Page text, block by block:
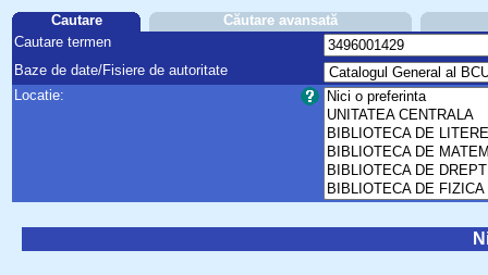
Cautare
Căutare avansată
Cautare termen
Baze de date/Fisiere de autoritate
Locatie: